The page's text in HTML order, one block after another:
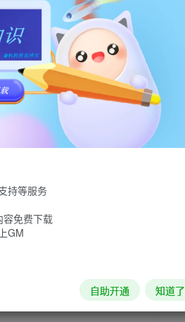
材资源等。。。
持等服务
容免费下载
GM
自助开通 知道了